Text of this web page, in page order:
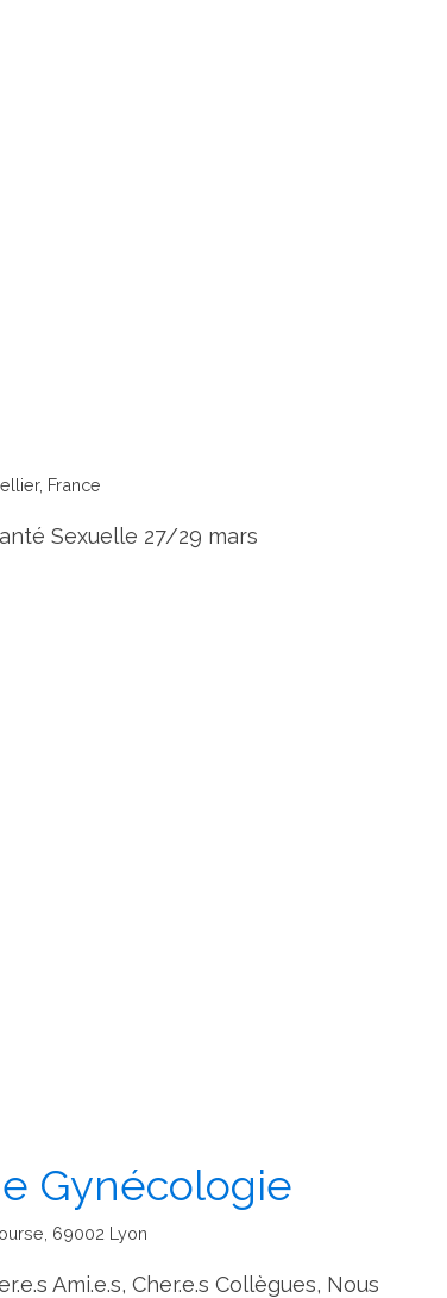
France
Sexuelle 27/29 mars
Gynécologie
69002 Lyon
Ami.e.s, Cher.e.s Collègues, Nous